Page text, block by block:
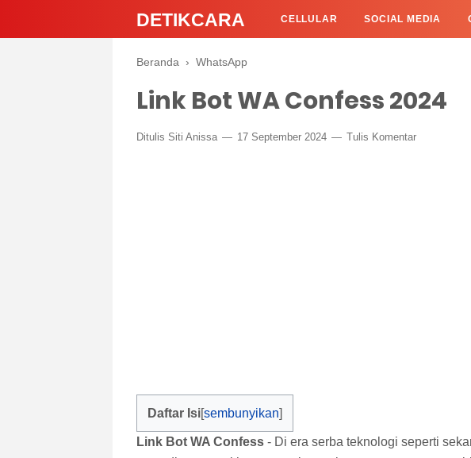
DETIKCARA CELLULAR SOCIAL MEDIA
Beranda › WhatsApp
Link Bot WA Confess 2024
Ditulis Siti Anissa 17 September 2024 Tulis Komentar
Daftar Isi
Link Bot WA Confess - Di era serba teknologi seperti